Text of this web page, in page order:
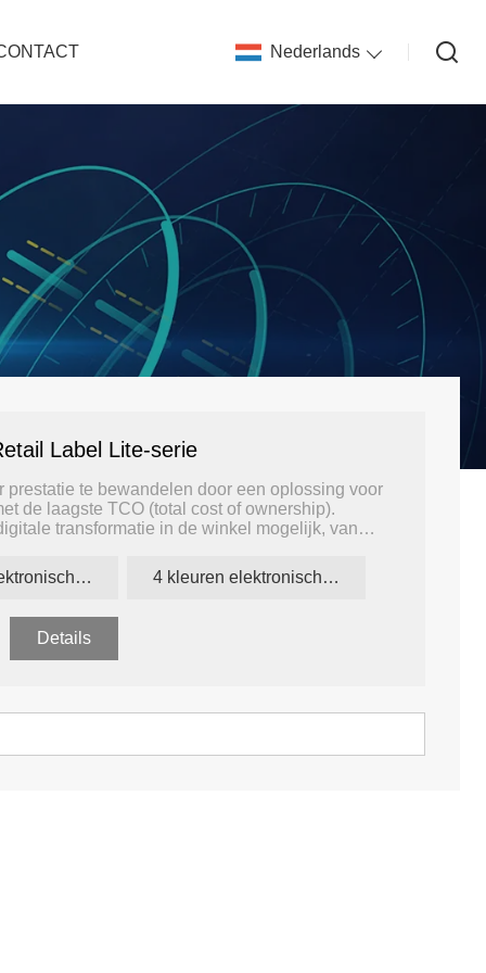
Nederlands
Label Lite-serie
te bewandelen door een oplossing voor
de laagste TCO (total cost of ownership).
transformatie in de winkel mogelijk, van
4 kleuren elektronisch label 4 kleuren elektronische prijsetiketten
Details